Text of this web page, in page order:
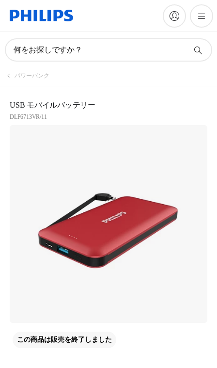
何をお探しですか？
パワーバンク
USB モバイルバッテリー
DLP6713VR/11
この商品は販売を終了しました